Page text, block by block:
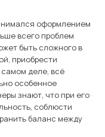
оформлением
всего проблем
быть сложного в
приобрести
деле, всё
особенное
знают, что при его
соблюсти
баланс между